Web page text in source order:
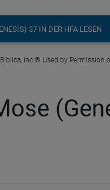
37 IN DER HFA LESEN
Inc.® Used by Permission